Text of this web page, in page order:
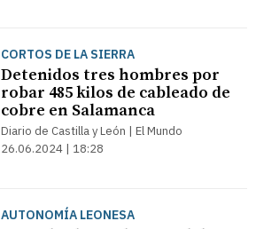
CORTOS DE LA SIERRA
Detenidos tres hombres por
robar 485 kilos de cableado de
cobre en Salamanca
Diario de Castilla y León | El Mundo
26.06.2024 | 18:28
AUTONOMÍA LEONESA